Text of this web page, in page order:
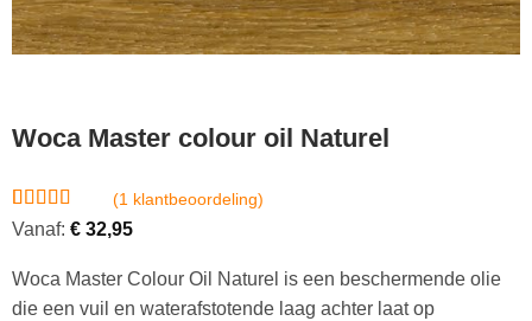
Woca Master colour oil Naturel
Gewaardeerd
op
1
klantbeoordeling
(1 klantbeoordeling)
Vanaf: €32,95
Woca Master Colour Oil Naturel is een beschermende olie
die een vuil en waterafstotende laag achter laat op